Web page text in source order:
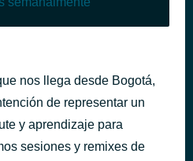
nos llega desde Bogotá,
de representar un
y aprendizaje para
sesiones y remixes de